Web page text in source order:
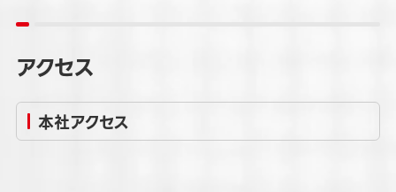
アクセス
本社アクセス